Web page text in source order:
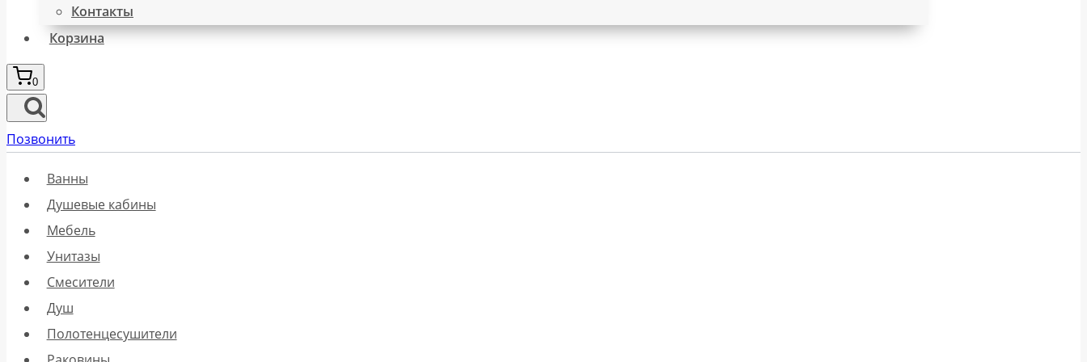
Контакты
Корзина
0
Позвонить
Ванны
Душевые кабины
Мебель
Унитазы
Смесители
Душ
Полотенцесушители